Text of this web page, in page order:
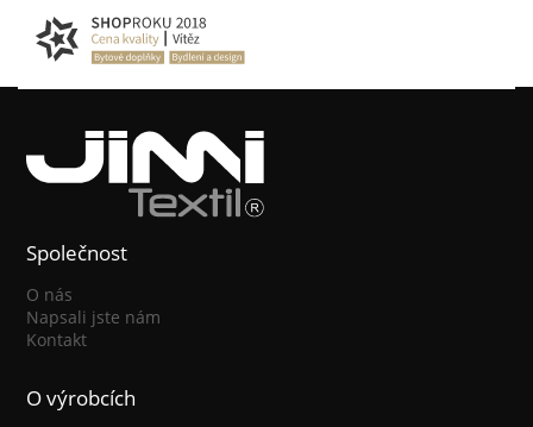
Společnost
O nás
Napsali jste nám
Kontakt
O výrobcích